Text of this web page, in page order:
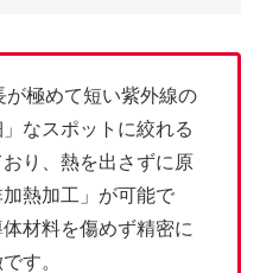
極めて短い紫外線の
なスポットに絞れる
り、熱を出さずに原
熱加工」が可能で
材料を傷めず精密に
す。